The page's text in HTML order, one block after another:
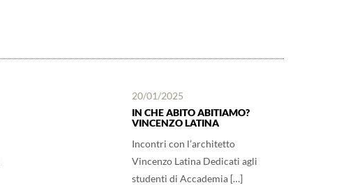
20/01/2025
IN CHE ABITO ABITIAMO?
VINCENZO LATINA
Incontri con l’architetto
Vincenzo Latina Dedicati agli
studenti di Accademia […]